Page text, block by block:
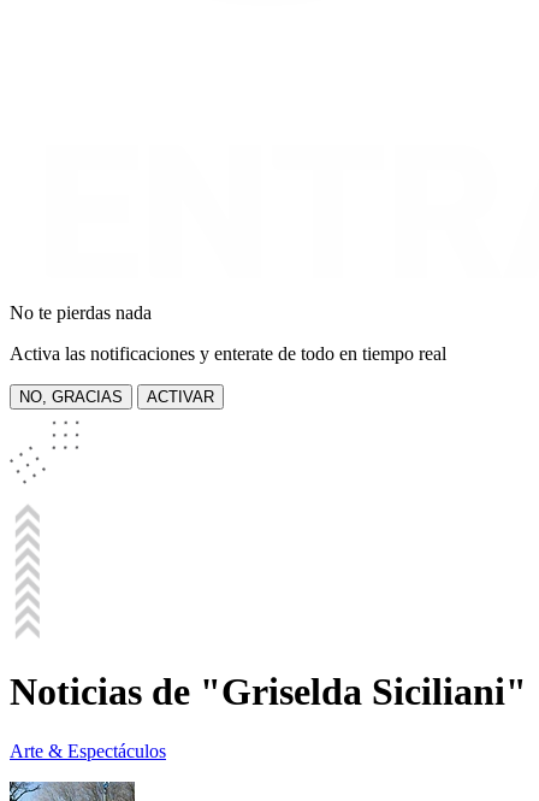
No te pierdas nada
Activa las notificaciones y enterate de todo en tiempo real
NO, GRACIAS ACTIVAR
Noticias de "Griselda Siciliani"
Arte & Espectáculos